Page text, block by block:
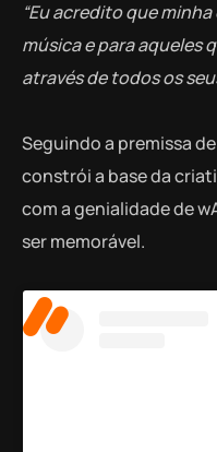
“Eu acredito que
música e para aqueles
através de todos os
Seguindo a premissa
constrói a base da
com a genialidade de
ser memorável.